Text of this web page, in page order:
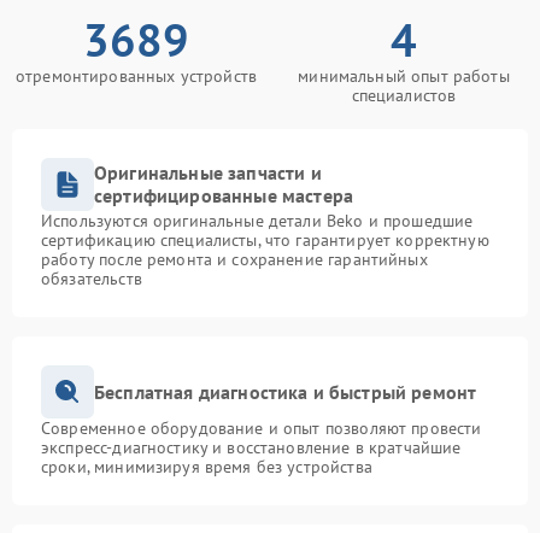
3689
отремонтированных устройств
4
минимальный опыт работы
специалистов
Оригинальные запчасти и
сертифицированные мастера
Используются оригинальные детали Beko и прошедшие
сертификацию специалисты, что гарантирует корректную
работу после ремонта и сохранение гарантийных
обязательств
Бесплатная диагностика и быстрый ремонт
Современное оборудование и опыт позволяют провести
экспресс-диагностику и восстановление в кратчайшие
сроки, минимизируя время без устройства